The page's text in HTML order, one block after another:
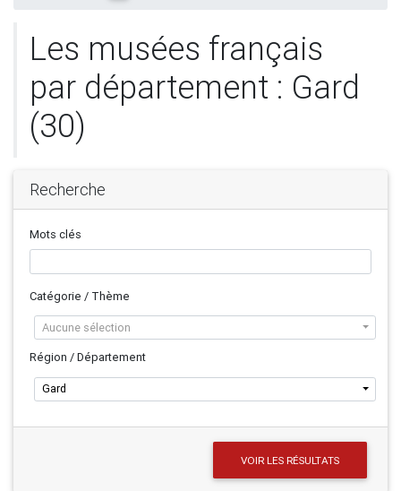
Les musées français
par département : Gard
(30)
Recherche
Mots clés
Catégorie / Thème
Aucune sélection
Région / Département
Gard
VOIR LES RÉSULTATS